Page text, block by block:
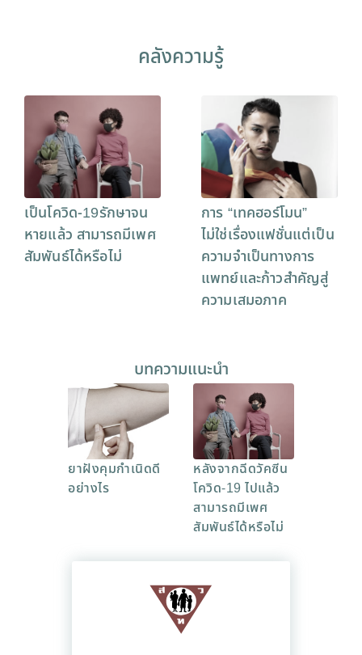
คลังความรู้
เป็นโควิด-19รักษาจน
หายแล้ว สามารถมีเพศ
สัมพันธ์ได้หรือไม่
การ “เทคฮอร์โมน”
ไม่ใช่เรื่องแฟชั่นแต่เป็น
ความจำเป็นทางการ
แพทย์และก้าวสำคัญสู่
ความเสมอภาค
บทความแนะนำ
ยาฝังคุมกำเนิดดี
อย่างไร
หลังจากฉีดวัคซีน
โควิด-19 ไปแล้ว
สามารถมีเพศ
สัมพันธ์ได้หรือไม่